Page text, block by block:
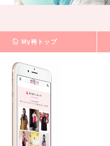
My袴トップ